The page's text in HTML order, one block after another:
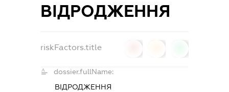
ВІДРОДЖЕННЯ
riskFactors.title
dossier.fullName:
ВІДРОДЖЕННЯ